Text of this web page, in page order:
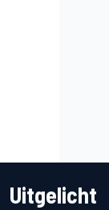
Uitgelicht